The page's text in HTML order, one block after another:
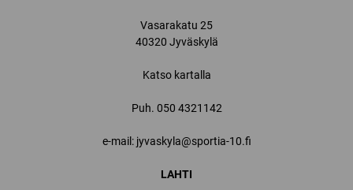
Vasarakatu 25
40320 Jyväskylä
Katso kartalla
Puh. 050 4321142
e-mail: jyvaskyla@sportia-10.fi
LAHTI